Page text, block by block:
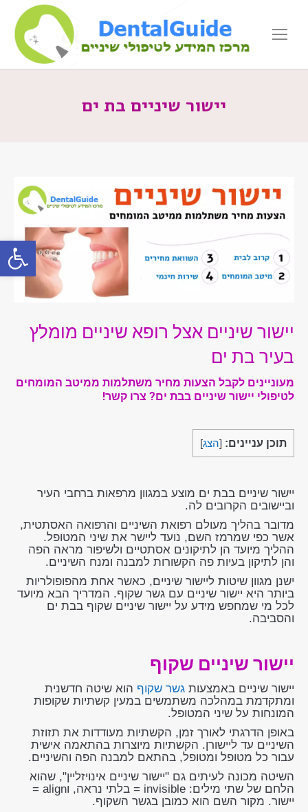
פתח
יישור שיניים בת ים
יישור שיניים אצל רופא שיניים מומלץ
בעיר בת ים
מעוניינים לקבל הצעות מחיר משתלמות ממיטב המומחים
לטיפולי יישור שיניים בבת ים? צרו קשר!
תוכן עניינים: [הצג]
יישור שיניים בבת ים מוצע במגוון מרפאות ברחבי העיר
וביישובים הקרובים לה.
מדובר בהליך מעולם רפואת השיניים והרפואה האסתטית,
אשר כפי שמרמז השם, נועד ליישר את שיני המטופל.
ההליך מיועד הן לתיקונים אסתטיים ולשיפור מראה הפה
והן לתיקון בעיות פה הקשורות למבנה ומנח השיניים.
ישנן מגוון שיטות ליישור שיניים, כאשר אחת מהפופולריות
ביותר היא יישור שיניים עם גשר שקוף. המדריך הבא מיועד
לכל מי שמחפש מידע על יישור שיניים שקוף בבת ים
והסביבה.
יישור שיניים שקוף
יישור שיניים באמצעות גשר שקוף הוא שיטה חדשנית
ומתקדמת במהלכה משתמשים במעין קשתיות שקופות
המונחות על שיני המטופל.
באופן הדרגתי לאורך זמן, הקשתיות מעודדות את תזוזת
השיניים עד ליישורן. הקשתיות מיוצרות בהתאמה אישית
עבור כל מטופל ומטופל, בהתאם למבנה הפה והשיניים.
השיטה מכונה לעיתים גם "יישור שיניים אינויזליין", שהוא
הלחם של שתי מילים: invisible = בלתי נראה, וalign =
יישור. מקור השם הוא כמובן בגשר השקוף.